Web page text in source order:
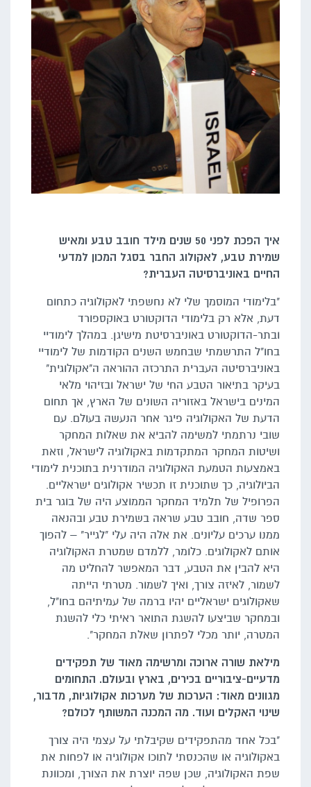
איך הפכת לפני 50 שנים מילד חובב טבע ומאיש
שמירת טבע, לאקולוג החבר בסגל המכון למדעי
החיים באוניברסיטה העברית?
"בלימודי המוסמך שלי לא נחשפתי לאקולוגיה כתחום
דעת, אלא רק בלימודי הדוקטורט באוקספורד
ובתר-הדוקטורט באוניברסיטת מישיגן. במהלך לימודיי
בחו"ל התרשמתי שבחמש השנים הקודמות של לימודיי
באוניברסיטה העברית התרכזה ההוראה ה"אקולוגית"
בעיקר בתיאור הטבע החי של ישראל ובזיהוי מלאי
המינים בישראל באזוריה השונים של הארץ, אך תחום
הדעת של האקולוגיה פיגר אחר הנעשה בעולם. עם
שובי נרתמתי למשימה להביא את שאלות המחקר
ושיטות המחקר המתקדמות באקולוגיה לישראל, וזאת
באמצעות הטמעת האקולוגיה המודרנית בתוכנית לימודי
הביולוגיה, כך שתוכנית זו תכשיר אקולוגים ישראליים.
הפרופיל של תלמיד המחקר הממוצע היה של בוגר בית
ספר שדה, חובב טבע שראה בשמירת טבע ובהנאה
ממנו ערכים עליונים. את אלה היה עלי "לגייר" – להפוך
אותם לאקולוגים. כלומר, ללמדם שמטרת האקולוגיה
היא להבין את הטבע, דבר המאפשר להחליט מה
לשמור, לאיזה צורך, ואיך לשמור. מטרתי הייתה
שאקולוגים ישראליים יהיו ברמה של עמיתיהם בחו"ל,
ובמחקר שביצעו להשגת התואר ראיתי כלי להשגת
המטרה, יותר מכלי לפתרון שאלת המחקר".
מילאת שורה ארוכה ומרשימה מאוד של תפקידים
מדעיים-ציבוריים בכירים, בארץ ובעולם. התחומים
מגוונים מאוד: הערכות של מערכות אקולוגיות, מדבור,
שינוי האקלים ועוד. מה המכנה המשותף לכולם?
"בכל אחד מהתפקידים שקיבלתי על עצמי היה צורך
באקולוגיה או שהכנסתי לתוכו אקולוגיה או לפחות את
שפת האקולוגיה, שכן שפה יוצרת את הצורך, ומכוונת